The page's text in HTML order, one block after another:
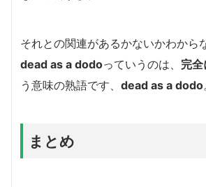
それとの関連があるかないかわから
dead as a dodoっていうのは、 完
う意味の熟語です、 dead as a dodo
まとめ